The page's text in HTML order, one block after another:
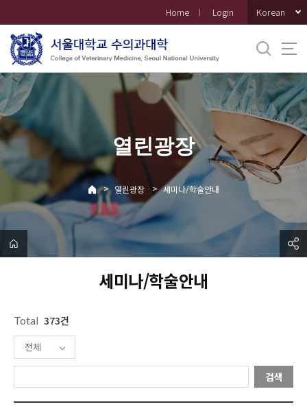
로
메
뉴
Home Login Korean
열린광장
> 열린광장 > 세미나/학술안내
세미나/학술안내
Total 373건
전체
검색